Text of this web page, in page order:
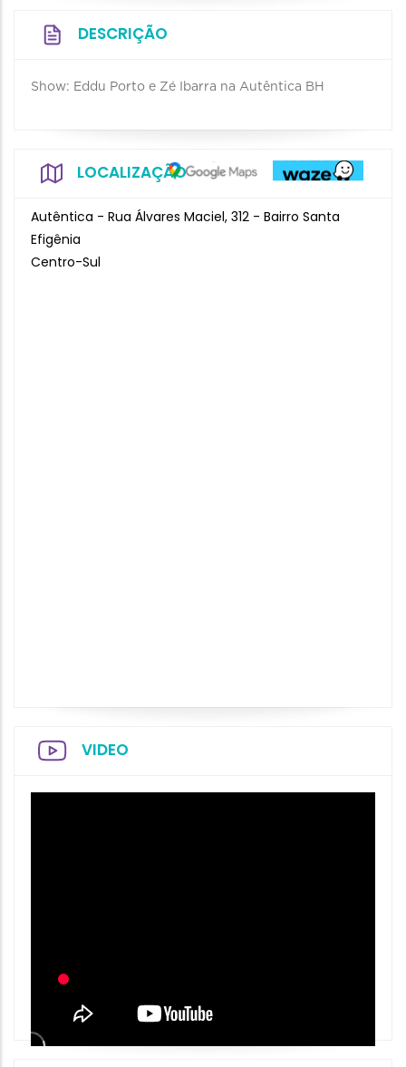
DESCRIÇÃO
Show: Eddu Porto e Zé Ibarra na Autêntica BH
LOCALIZAÇÃO
Autêntica - Rua Álvares Maciel, 312 - Bairro Santa
Efigênia
Centro-Sul
VIDEO